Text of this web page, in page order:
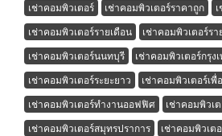
เช่าคอมพิวเตอร์ เช่าคอมพิวเตอร์ราคาถูก
เช่าคอมพิวเตอร์รายเดือน
เช่าคอมพิวเตอร์รา
เช่าคอมพิวเตอร์นนทบุรี
เช่าคอมพิวเตอร์กรุง
เช่าคอมพิวเตอร์ระยะยาว
เช่าคอมพิวเตอร์เพื่
เช่าคอมพิวเตอร์ทำงานออฟฟิศ
เช่าคอมพิวเ
เช่าคอมพิวเตอร์สมุทรปราการ
เช่าคอมพิวเต